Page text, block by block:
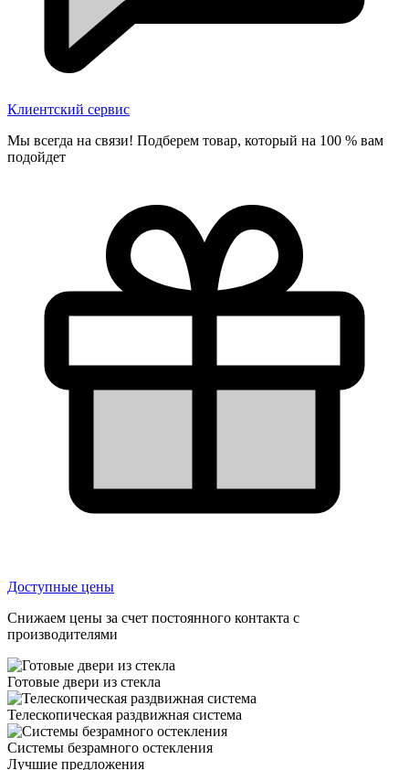
Клиентский сервис
Мы всегда на связи! Подберем товар, который на 100 % вам
подойдет
Доступные цены
Снижаем цены за счет постоянного контакта с
производителями
Готовые двери из стекла
Телескопическая раздвижная система
Системы безрамного остекления
Лучшие предложения